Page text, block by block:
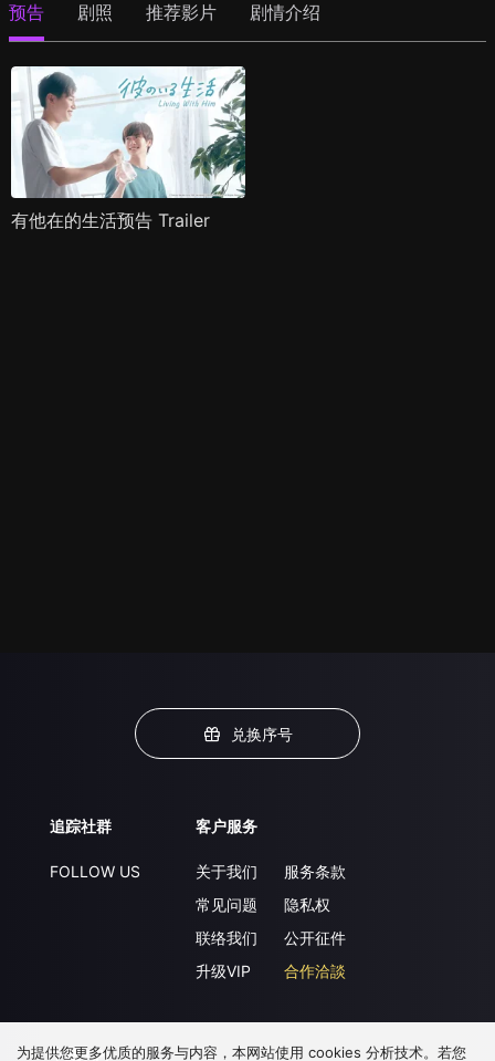
预告 剧照 推荐影片 剧情介绍
有他在的生活预告 Trailer
兑换序号
追踪社群
FOLLOW US
客户服务
关于我们
常见问题
联络我们
升级VIP
服务条款
隐私权
公开征件
合作洽談
下载 APP
为提供您更多优质的服务与内容，本网站使用 cookies 分析技术。若您